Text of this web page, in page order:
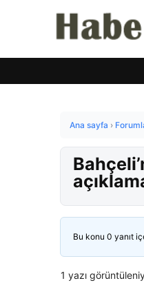
Ana sayfa ›
Bu konu 0 yanıt
1 yazı